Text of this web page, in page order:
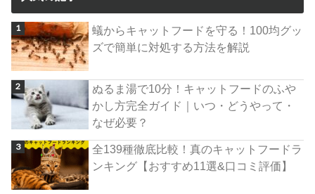
蟻からキャットフードを守る！100均グッ
ズで簡単に対処する方法を解説
ぬるま湯で10分！キャットフードのふや
かし方完全ガイド｜いつ・どうやって・
なぜ必要？
全139種徹底比較！真のキャットフードラ
ンキング【おすすめ11選&口コミ評価】